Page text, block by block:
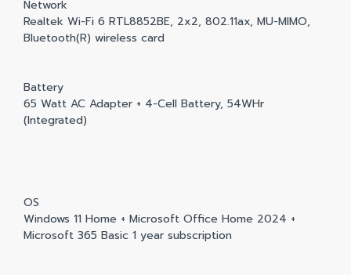
Network
Realtek Wi-Fi 6 RTL8852BE, 2x2, 802.11ax, MU-MIMO,
Bluetooth(R) wireless card
Battery
65 Watt AC Adapter + 4-Cell Battery, 54WHr
(Integrated)
OS
Windows 11 Home + Microsoft Office Home 2024 +
Microsoft 365 Basic 1 year subscription